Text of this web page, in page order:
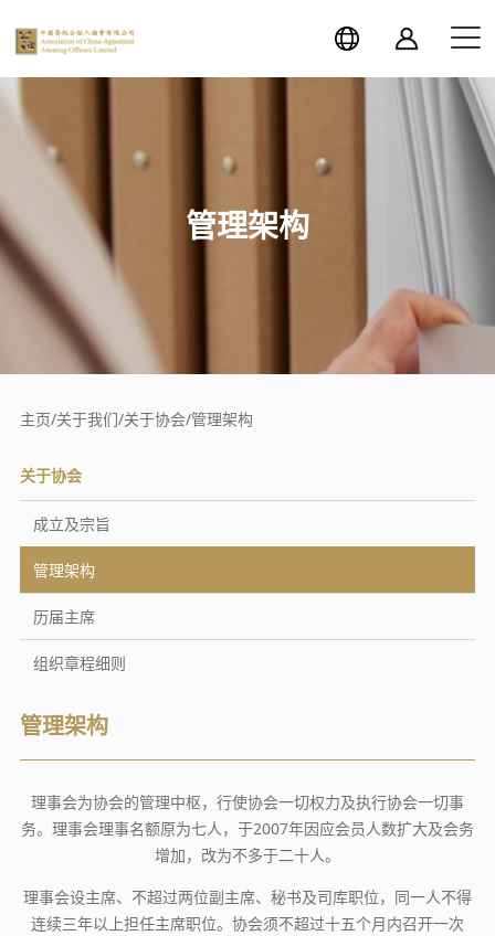
管理架构
主页/关于我们/关于协会/管理架构
关于协会
成立及宗旨
管理架构
历届主席
组织章程细则
管理架构
理事会为协会的管理中枢，行使协会一切权力及执行协会一切事
务。理事会理事名额原为七人，于2007年因应会员人数扩大及会务
增加，改为不多于二十人。
理事会设主席、不超过两位副主席、秘书及司库职位，同一人不得
连续三年以上担任主席职位。协会须不超过十五个月内召开一次